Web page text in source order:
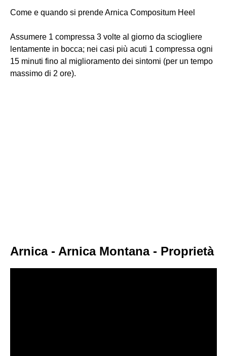
Come e quando si prende Arnica Compositum Heel
Assumere 1 compressa 3 volte al giorno da sciogliere
lentamente in bocca; nei casi più acuti 1 compressa ogni
15 minuti fino al miglioramento dei sintomi (per un tempo
massimo di 2 ore).
Arnica - Arnica Montana - Proprietà